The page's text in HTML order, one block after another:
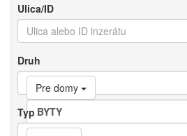
Ulica/ID
Druh
Pre domy
Typ